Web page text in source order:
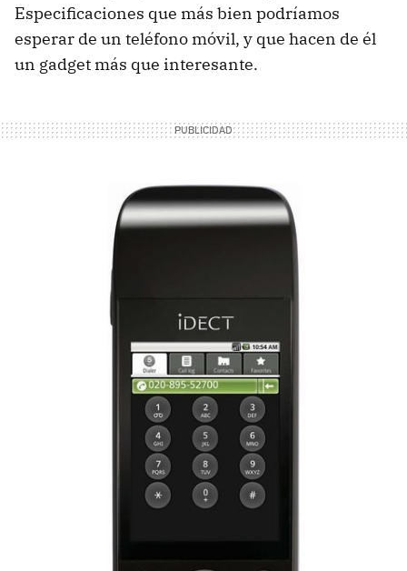
Especificaciones que más bien podríamos
esperar de un teléfono móvil, y que hacen de él
un gadget más que interesante.